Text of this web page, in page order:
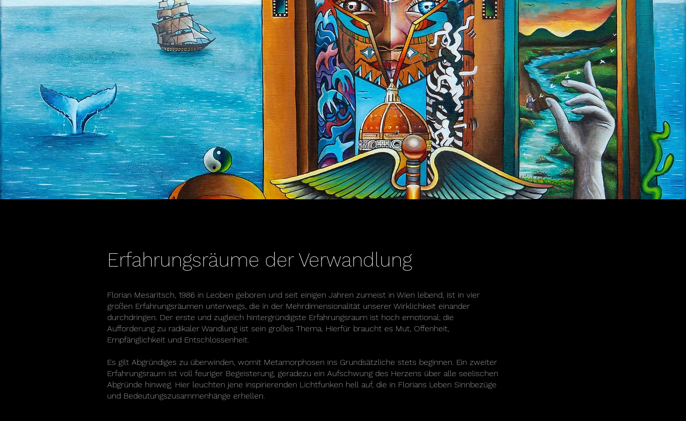
Erfahrungsräume der Verwandlung
Florian Mesaritsch, 1986 in Leoben geboren und seit einigen Jahren zumeist in Wien lebend, ist in vier
großen Erfahrungsräumen unterwegs, die in der Mehrdimensionalität unserer Wirklichkeit einander
durchdringen. Der erste und zugleich hintergründigste Erfahrungsraum ist hoch emotional; die
Aufforderung zu radikaler Wandlung ist sein großes Thema. Hierfür braucht es Mut, Offenheit,
Empfänglichkeit und Entschlossenheit.
Es gilt Abgründiges zu überwinden, womit Metamorphosen ins Grundsätzliche stets beginnen. Ein zweiter
Erfahrungsraum ist voll feuriger Begeisterung, geradezu ein Aufschwung des Herzens über alle seelischen
Abgründe hinweg. Hier leuchten jene inspirierenden Lichtfunken hell auf, die in Florians Leben Sinnbezüge
und Bedeutungszusammenhänge erhellen.